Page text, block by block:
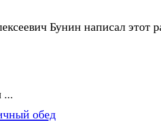
Бунин написал этот
...
обед